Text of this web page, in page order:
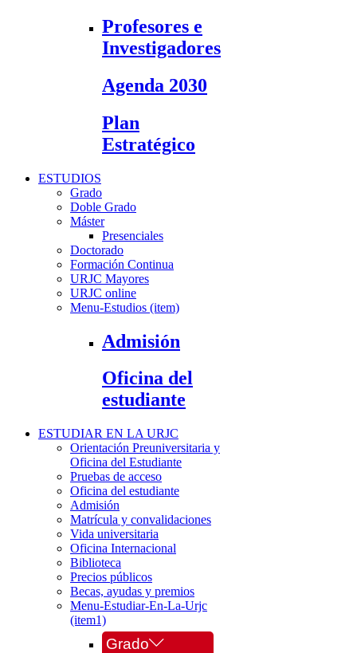
Profesores e
Investigadores
Agenda 2030
Plan
Estratégico
ESTUDIOS
Grado
Doble Grado
Máster
Presenciales
Doctorado
Formación Continua
URJC Mayores
URJC online
Menu-Estudios (item)
Admisión
Oficina del
estudiante
ESTUDIAR EN LA URJC
Orientación Preuniversitaria y
Oficina del Estudiante
Pruebas de acceso
Oficina del estudiante
Admisión
Matrícula y convalidaciones
Vida universitaria
Oficina Internacional
Biblioteca
Precios públicos
Becas, ayudas y premios
Menu-Estudiar-En-La-Urjc
(item1)
Grado